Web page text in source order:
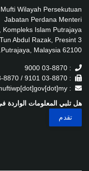
Wilayah Persekutuan
Jabatan Perdana Menteri
Kompleks Islam Putrajaya
Abdul Razak, Presint 3
62100 Putrajaya, Malaysia.
: 03-8870 9000
: 03-8870 9101 / 03-8870 9102
: ukk[at]muftiwp[dot]gov[dot]my
هل تلبي المعلومات الواردة